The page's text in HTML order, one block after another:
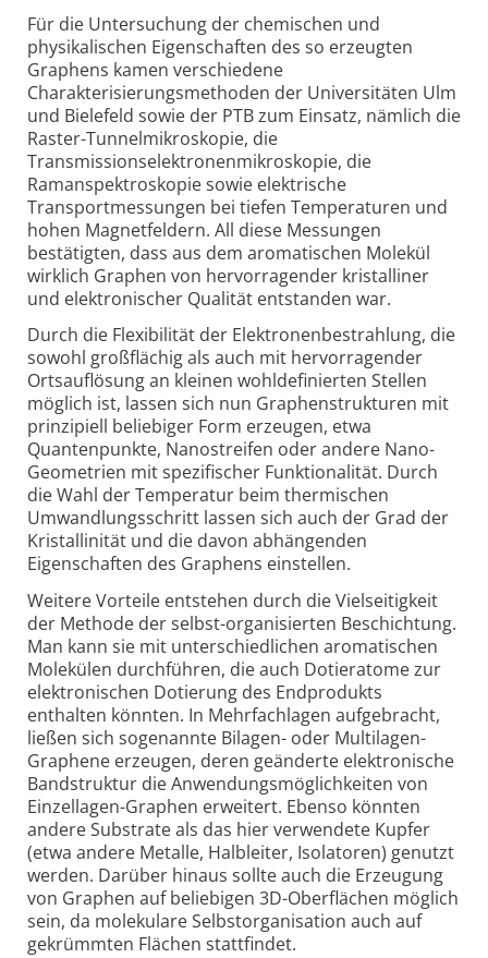
Für die Untersuchung der chemischen und
physikalischen Eigenschaften des so erzeugten
Graphens kamen verschiedene
Charakterisierungsmethoden der Universitäten Ulm
und Bielefeld sowie der PTB zum Einsatz, nämlich die
Raster-Tunnelmikroskopie, die
Transmissionselektronenmikroskopie, die
Ramanspektroskopie sowie elektrische
Transportmessungen bei tiefen Temperaturen und
hohen Magnetfeldern. All diese Messungen
bestätigten, dass aus dem aromatischen Molekül
wirklich Graphen von hervorragender kristalliner
und elektronischer Qualität entstanden war.
Durch die Flexibilität der Elektronenbestrahlung, die
sowohl großflächig als auch mit hervorragender
Ortsauflösung an kleinen wohldefinierten Stellen
möglich ist, lassen sich nun Graphenstrukturen mit
prinzipiell beliebiger Form erzeugen, etwa
Quantenpunkte, Nanostreifen oder andere Nano-
Geometrien mit spezifischer Funktionalität. Durch
die Wahl der Temperatur beim thermischen
Umwandlungsschritt lassen sich auch der Grad der
Kristallinität und die davon abhängenden
Eigenschaften des Graphens einstellen.
Weitere Vorteile entstehen durch die Vielseitigkeit
der Methode der selbst-organisierten Beschichtung.
Man kann sie mit unterschiedlichen aromatischen
Molekülen durchführen, die auch Dotieratome zur
elektronischen Dotierung des Endprodukts
enthalten könnten. In Mehrfachlagen aufgebracht,
ließen sich sogenannte Bilagen- oder Multilagen-
Graphene erzeugen, deren geänderte elektronische
Bandstruktur die Anwendungsmöglichkeiten von
Einzellagen-Graphen erweitert. Ebenso könnten
andere Substrate als das hier verwendete Kupfer
(etwa andere Metalle, Halbleiter, Isolatoren) genutzt
werden. Darüber hinaus sollte auch die Erzeugung
von Graphen auf beliebigen 3D-Oberflächen möglich
sein, da molekulare Selbstorganisation auch auf
gekrümmten Flächen stattfindet.